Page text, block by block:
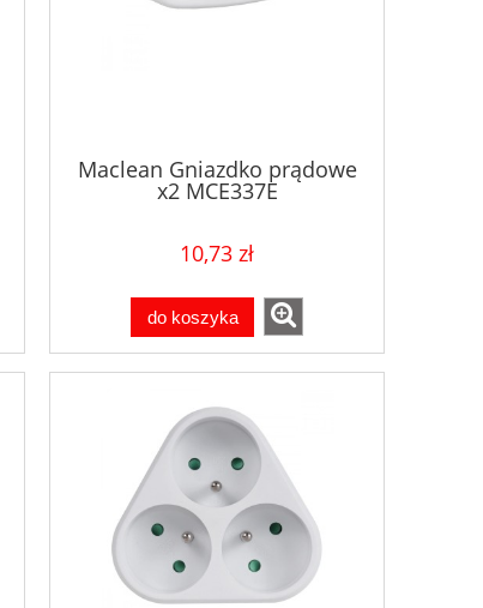
Maclean Gniazdko prądowe
x2 MCE337E
10,73 zł
do koszyka